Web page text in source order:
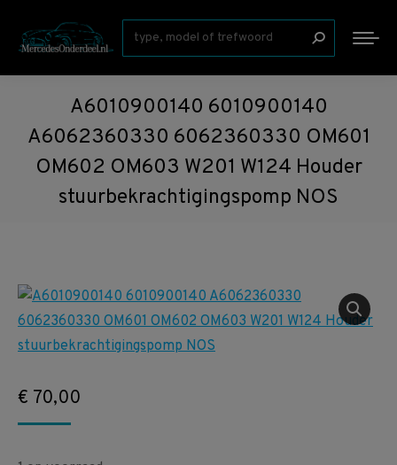
Zoeken:
A6010900140 6010900140
A6062360330 6062360330 OM601
OM602 OM603 W201 W124 Houder
stuurbekrachtigingspomp NOS
€ 70,00